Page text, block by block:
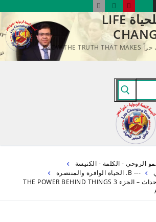
الحق المغير للحياة LIFE
اعرف الحقيقة التي تجعلك حراً KNOW THE TRUTH THAT MAKES
--- B. الحياة الوافرة والمنتصرة
القوة وراء الأشياء والأحداث – الجزء 3 THE POWER BEHIND THINGS